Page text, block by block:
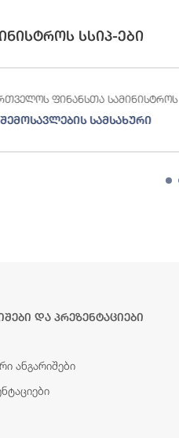
სსიპ-ები
ფინანსთა სამინისტროს
შემოსავლების სამსახური
და პრეზენტაციები
ანგარიშები